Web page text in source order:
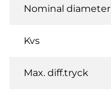
Nominal diameter
Kvs
Max. diff.tryck